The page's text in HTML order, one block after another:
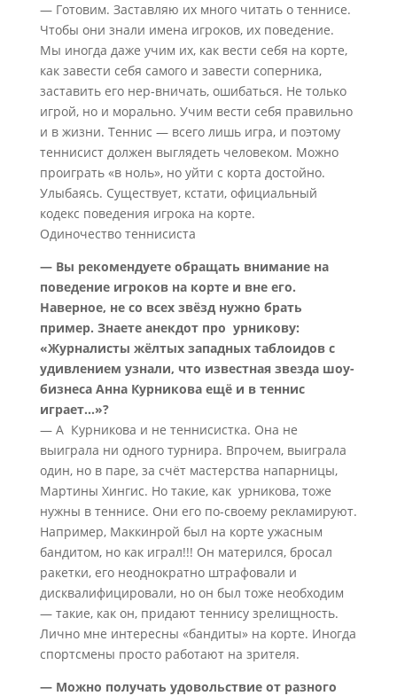
— Готовим. Заставляю их много читать о теннисе.
Чтобы они знали имена игроков, их поведение.
Мы иногда даже учим их, как вести себя на корте,
как завести себя самого и завести соперника,
заставить его нер-вничать, ошибаться. Не только
игрой, но и морально. Учим вести себя правильно
и в жизни. Теннис — всего лишь игра, и поэтому
теннисист должен выглядеть человеком. Можно
проиграть «в ноль», но уйти с корта достойно.
Улыбаясь. Существует, кстати, официальный
кодекс поведения игрока на корте.
Одиночество теннисиста
— Вы рекомендуете обращать внимание на
поведение игроков на корте и вне его.
Наверное, не со всех звёзд нужно брать
пример. Знаете анекдот про урникову:
«Журналисты жёлтых западных таблоидов с
удивлением узнали, что известная звезда шоу-
бизнеса Анна Курникова ещё и в теннис
играет…»?
— А Курникова и не теннисистка. Она не
выиграла ни одного турнира. Впрочем, выиграла
один, но в паре, за счёт мастерства напарницы,
Мартины Хингис. Но такие, как урникова, тоже
нужны в теннисе. Они его по-своему рекламируют.
Например, Маккинрой был на корте ужасным
бандитом, но как играл!!! Он матерился, бросал
ракетки, его неоднократно штрафовали и
дисквалифицировали, но он был тоже необходим
— такие, как он, придают теннису зрелищность.
Лично мне интересны «бандиты» на корте. Иногда
спортсмены просто работают на зрителя.
— Можно получать удовольствие от разного